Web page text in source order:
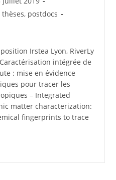
postdocs
Irstea Lyon, RiverLy
intégrée de
: mise en évidence
pour tracer les
– Integrated
matter characterization:
fingerprints to trace